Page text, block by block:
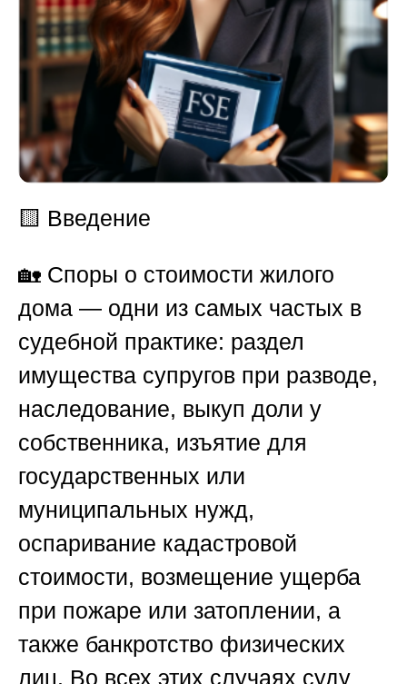
🟨 Введение
🏡 Споры о стоимости жилого
дома — одни из самых частых в
судебной практике: раздел
имущества супругов при разводе,
наследование, выкуп доли у
собственника, изъятие для
государственных или
муниципальных нужд,
оспаривание кадастровой
стоимости, возмещение ущерба
при пожаре или затоплении, а
также банкротство физических
лиц. Во всех этих случаях суду